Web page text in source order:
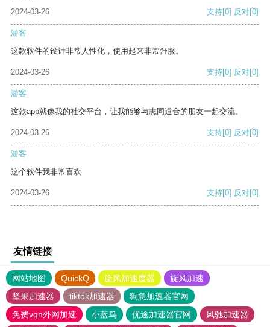
2024-03-26
支持[0] 反对[0]
游客
这款软件的设计非常人性化，使用起来非常舒服。
2024-03-26 支持[0] 反对[0]
游客
这款app就像我的社交平台，让我能够与志同道合的朋友一起交流。
2024-03-26 支持[0] 反对[0]
游客
这个软件我非常喜欢
2024-03-26 支持[0] 反对[0]
友情链接
网站地图 QuickQ 旋风加速度器
旋风加速
坚果加速器
tiktok加速器
狗急加速器官网
免费vqn外网加速
小蓝鸟 优途加速器官网
风驰加速器